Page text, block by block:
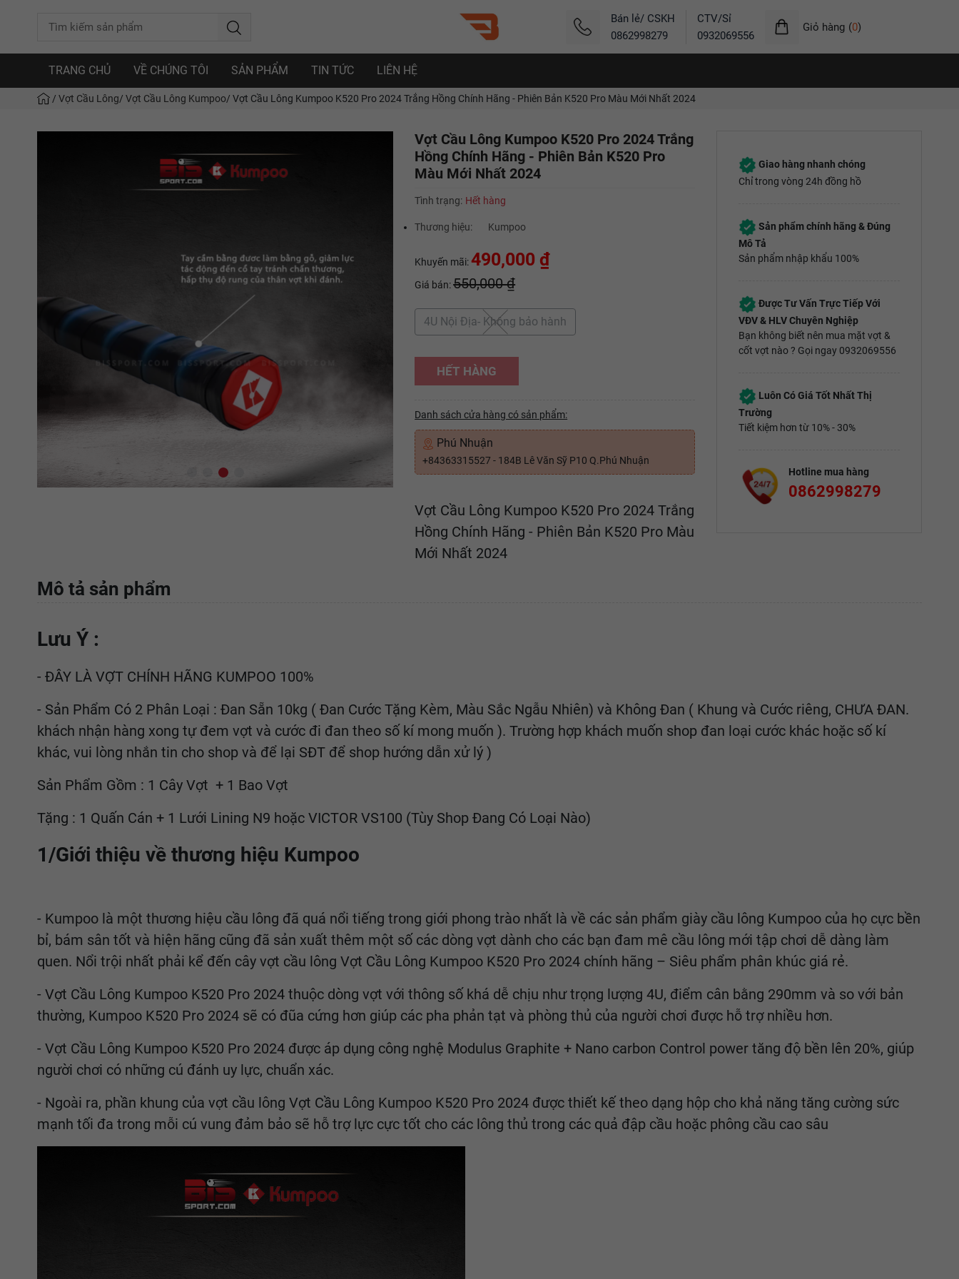
Bán lẻ/ CSKH
0862998279
CTV/Sỉ
0932069556
Giỏ hàng (0)
TRANG CHỦ VỀ CHÚNG TÔI SẢN PHẨM TIN TỨC LIÊN HỆ
/ Vợt Cầu Lông/ Vợt Cầu Lông Kumpoo/ Vợt Cầu Lông Kumpoo K520 Pro 2024 Trắng Hồng Chính Hãng - Phiên Bản K520 Pro Màu Mới Nhất 2024
Vợt Cầu Lông Kumpoo K520 Pro 2024 Trắng
Hồng Chính Hãng - Phiên Bản K520 Pro
Màu Mới Nhất 2024
Tình trạng: Hết hàng
Thương hiệu: Kumpoo
Khuyến mãi:490,000 ₫
Giá bán:550,000 ₫
4U Nội Địa- Không bảo hành
HẾT HÀNG
Danh sách cửa hàng có sản phẩm:
Phú Nhuận
+84363315527 - 184B Lê Văn Sỹ P10 Q.Phú Nhuận
Vợt Cầu Lông Kumpoo K520 Pro 2024 Trắng
Hồng Chính Hãng - Phiên Bản K520 Pro Màu
Mới Nhất 2024
Giao hàng nhanh chóng
Chỉ trong vòng 24h đồng hồ
Sản phẩm chính hãng & Đúng
Mô Tả
Sản phẩm nhập khẩu 100%
Được Tư Vấn Trực Tiếp Với
VĐV & HLV Chuyên Nghiệp
Bạn không biết nên mua mặt vợt &
cốt vợt nào ? Gọi ngay 0932069556
Luôn Có Giá Tốt Nhất Thị
Trường
Tiết kiệm hơn từ 10% - 30%
Hotline mua hàng
0862998279
Mô tả sản phẩm
Lưu Ý :
- ĐÂY LÀ VỢT CHÍNH HÃNG KUMPOO 100%
- Sản Phẩm Có 2 Phân Loại : Đan Sẵn 10kg ( Đan Cước Tặng Kèm, Màu Sắc Ngẫu Nhiên) và Không Đan ( Khung và Cước riêng, CHƯA ĐAN.
khách nhận hàng xong tự đem vợt và cước đi đan theo số kí mong muốn ). Trường hợp khách muốn shop đan loại cước khác hoặc số kí
khác, vui lòng nhắn tin cho shop và để lại SĐT để shop hướng dẫn xử lý )
Sản Phẩm Gồm : 1 Cây Vợt + 1 Bao Vợt
Tặng : 1 Quấn Cán + 1 Lưới Lining N9 hoặc VICTOR VS100 (Tùy Shop Đang Có Loại Nào)
1/Giới thiệu về thương hiệu Kumpoo
- Kumpoo là một thương hiệu cầu lông đã quá nổi tiếng trong giới phong trào nhất là về các sản phẩm giày cầu lông Kumpoo của họ cực bền
bỉ, bám sân tốt và hiện hãng cũng đã sản xuất thêm một số các dòng vợt dành cho các bạn đam mê cầu lông mới tập chơi dễ dàng làm
quen. Nổi trội nhất phải kể đến cây vợt cầu lông Vợt Cầu Lông Kumpoo K520 Pro 2024 chính hãng – Siêu phẩm phân khúc giá rẻ.
- Vợt Cầu Lông Kumpoo K520 Pro 2024 thuộc dòng vợt với thông số khá dễ chịu như trọng lượng 4U, điểm cân bằng 290mm và so với bản
thường, Kumpoo K520 Pro 2024 sẽ có đũa cứng hơn giúp các pha phản tạt và phòng thủ của người chơi được hỗ trợ nhiều hơn.
- Vợt Cầu Lông Kumpoo K520 Pro 2024 được áp dụng công nghệ Modulus Graphite + Nano carbon Control power tăng độ bền lên 20%, giúp
người chơi có những cú đánh uy lực, chuẩn xác.
- Ngoài ra, phần khung của vợt cầu lông Vợt Cầu Lông Kumpoo K520 Pro 2024 được thiết kế theo dạng hộp cho khả năng tăng cường sức
mạnh tối đa trong mỗi cú vung đảm bảo sẽ hỗ trợ lực cực tốt cho các lông thủ trong các quả đập cầu hoặc phông cầu cao sâu